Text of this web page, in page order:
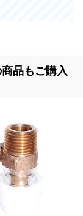
品もご購入